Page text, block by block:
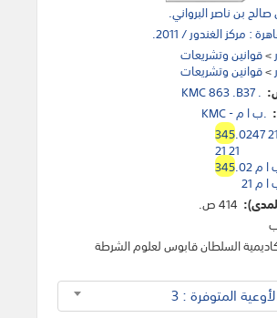
بن ناصر البرواني.
: مركز الغندور / 2011.
>قوانين وتشريعات
>قوانين وتشريعات
KMC 863 .B37 .
KMC - ب ا م.
345.0247 21
21 21
345 ب ا م
ب ا م
414 ص.
السلطان قابوس لعلوم الشرطة
المتوفرة : 3